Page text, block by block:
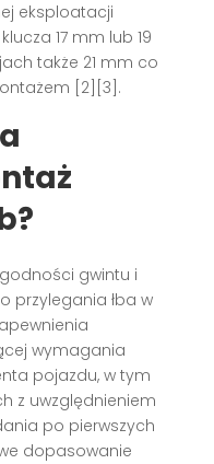
eksploatacji
17 mm lub 19
także 21 mm co
[2][3].
gwintu i
przylegania łba w
wymagania
pojazdu, w tym
z uwzględnieniem
po pierwszych
dopasowanie